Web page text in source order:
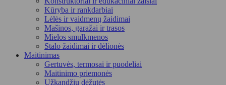
Kūryba ir rankdarbiai
Lėlės ir vaidmenų žaidimai
Mašinos, garažai ir trasos
Mielos smulkmenos
Stalo žaidimai ir dėlionės
Maitinimas
Gertuvės, termosai ir puodeliai
Maitinimo priemonės
Užkandžių dėžutės